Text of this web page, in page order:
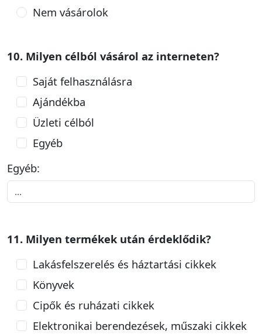
Nem vásárolok
10. Milyen célból vásárol az interneten?
Saját felhasználásra
Ajándékba
Üzleti célból
Egyéb
Egyéb:
11. Milyen termékek után érdeklődik?
Lakásfelszerelés és háztartási cikkek
Könyvek
Cipők és ruházati cikkek
Elektronikai berendezések, műszaki cikkek